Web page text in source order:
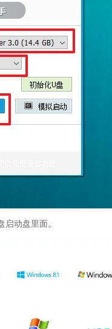
动盘里面。